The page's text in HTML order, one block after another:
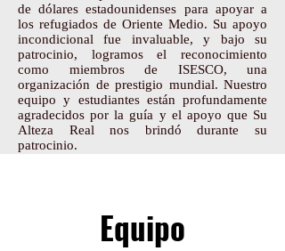
de dólares estadounidenses para apoyar a
los refugiados de Oriente Medio. Su apoyo
incondicional fue invaluable, y bajo su
patrocinio, logramos el reconocimiento
como miembros de ISESCO, una
organización de prestigio mundial. Nuestro
equipo y estudiantes están profundamente
agradecidos por la guía y el apoyo que Su
Alteza Real nos brindó durante su
patrocinio.
Equipo